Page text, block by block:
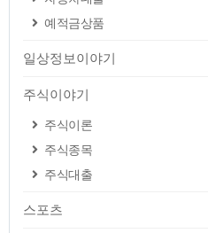
예적금상품
일상정보이야기
주식이야기
주식이론
주식종목
주식대출
스포츠